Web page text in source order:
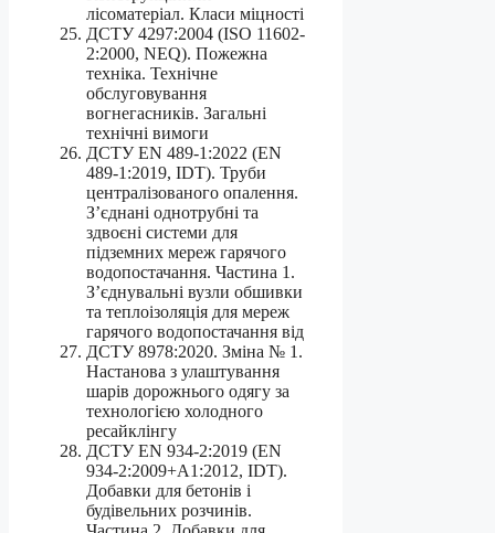
лісоматеріал. Класи міцності
ДСТУ 4297:2004 (ISO 11602-
2:2000, NEQ). Пожежна
техніка. Технічне
обслуговування
вогнегасників. Загальні
технічні вимоги
ДСТУ EN 489-1:2022 (EN
489-1:2019, IDT). Труби
централізованого опалення.
З’єднані однотрубні та
здвоєні системи для
підземних мереж гарячого
водопостачання. Частина 1.
З’єднувальні вузли обшивки
та теплоізоляція для мереж
гарячого водопостачання від
ДСТУ 8978:2020. Зміна № 1.
Настанова з улаштування
шарів дорожнього одягу за
технологією холодного
ресайклінгу
ДСТУ EN 934-2:2019 (EN
934-2:2009+А1:2012, IDT).
Добавки для бетонів і
будівельних розчинів.